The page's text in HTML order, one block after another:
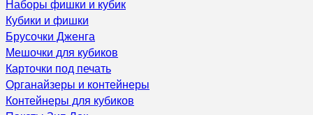
Наборы фишки и кубик
Кубики и фишки
Брусочки Дженга
Мешочки для кубиков
Карточки под печать
Органайзеры и контейнеры
Контейнеры для кубиков